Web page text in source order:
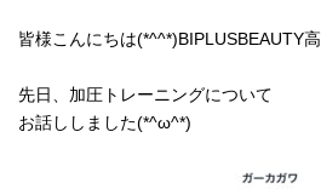
皆様こんにちは(*^^*)BIPLUSBEAUTY
先日、加圧トレーニングについて
お話ししました(*^ω^*)